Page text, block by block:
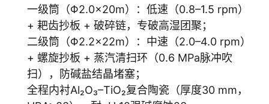
一级筒（Φ2.0×20m）：低速（0.8–1.5 rpm）
+ 耙齿抄板 + 破碎链，专破高湿团聚；
二级筒（Φ2.2×22m）：中速（2.0–4.0 rpm）
+ 螺旋抄板 + 蒸汽清扫环（0.6 MPa脉冲吹
扫），防碱盐结晶堵塞；
全程内衬Al₂O₃–TiO₂复合陶瓷（厚度30 mm，